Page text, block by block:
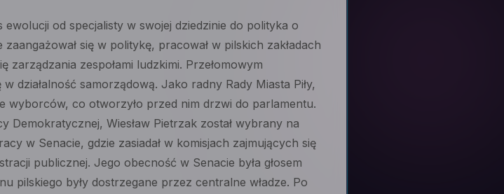
od specjalisty w swojej dziedzinie do polityka o
się w politykę, pracował w pilskich zakładach
zarządzania zespołami ludzkimi. Przełomowym
działalność samorządową. Jako radny Rady Miasta Piły,
wyborców, co otworzyło przed nim drzwi do parlamentu.
Wiesław Pietrzak został wybrany na
w Senacie, gdzie zasiadał w komisjach zajmujących się
publicznej. Jego obecność w Senacie była głosem
pilskiego były dostrzegane przez centralne władze. Po